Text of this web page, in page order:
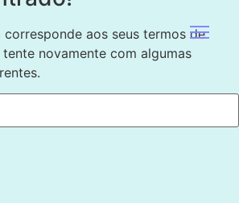
corresponde aos seus termos de
novamente com algumas